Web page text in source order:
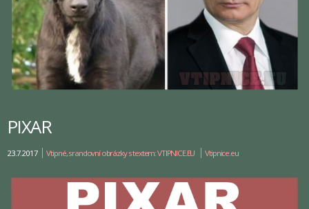
PIXAR
23.7.2017 Vtipné, srandovní obrázky s textem: VTIPNICE.EU Vtipnice.eu